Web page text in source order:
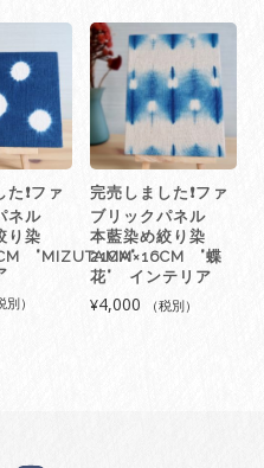
❗️ファ
ネル
り染
”MIZUTAMA”
別）
完売しました❗️ファ
ブリックパネル
本藍染め絞り染
21CM×16CM ”蝶
花” インテリア
¥4,000 （税別）